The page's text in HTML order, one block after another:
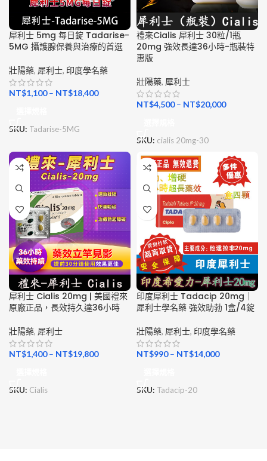
犀利士 5mg 每日錠 Tadarise-
5MG 攝護腺保養與治療的首選
壯陽藥, 犀利士, 印度學名藥
NT$1,100– NT$18,400
SKU: Tadarise-5MG
禮來Cialis 犀利士 30粒/1瓶
20mg 強效長達36小時-瓶裝特
惠版
壯陽藥, 犀利士
NT$4,500– NT$20,000
SKU: cialis 20mg-30
犀利士 Cialis 20mg | 美國禮來
原廠正品，長效持久達36小時
壯陽藥, 犀利士
NT$1,400– NT$19,800
SKU: Cialis
印度犀利士 Tadacip 20mg｜
犀利士學名藥 強效助勃 1盒/4錠
壯陽藥, 犀利士, 印度學名藥
NT$990– NT$14,000
SKU: Tadacip-20